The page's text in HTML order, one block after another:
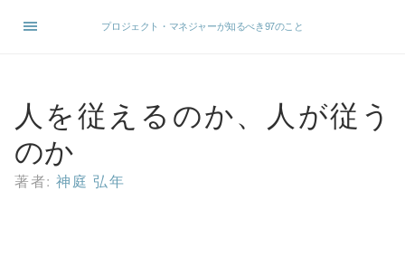
プロジェクト・マネジャーが知るべき97のこと
人を従えるのか、人が従う
のか
著者:神庭 弘年